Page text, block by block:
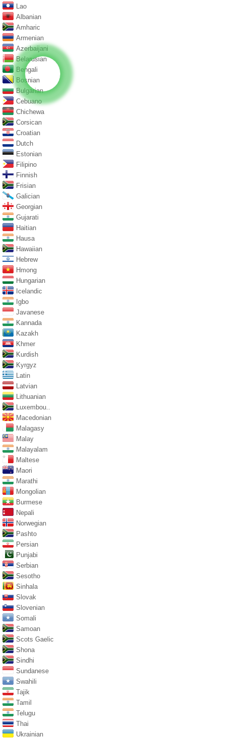
Lao
Albanian
Amharic
Armenian
Azerbaijani
Belarusian
Bengali
Bosnian
Bulgarian
Cebuano
Chichewa
Corsican
Croatian
Dutch
Estonian
Filipino
Finnish
Frisian
Galician
Georgian
Gujarati
Haitian
Hausa
Hawaiian
Hebrew
Hmong
Hungarian
Icelandic
Igbo
Javanese
Kannada
Kazakh
Khmer
Kurdish
Kyrgyz
Latin
Latvian
Lithuanian
Luxembou..
Macedonian
Malagasy
Malay
Malayalam
Maltese
Maori
Marathi
Mongolian
Burmese
Nepali
Norwegian
Pashto
Persian
Punjabi
Serbian
Sesotho
Sinhala
Slovak
Slovenian
Somali
Samoan
Scots Gaelic
Shona
Sindhi
Sundanese
Swahili
Tajik
Tamil
Telugu
Thai
Ukrainian